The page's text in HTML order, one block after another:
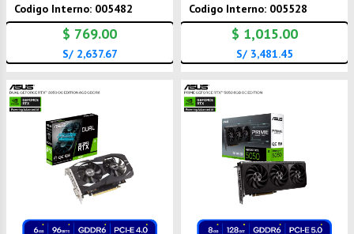
Codigo Interno: 005482
$ 769.00
S/ 2,637.67
Codigo Interno: 005528
$ 1,015.00
S/ 3,481.45